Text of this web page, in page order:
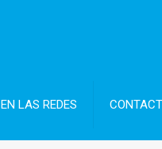
EN LAS REDES